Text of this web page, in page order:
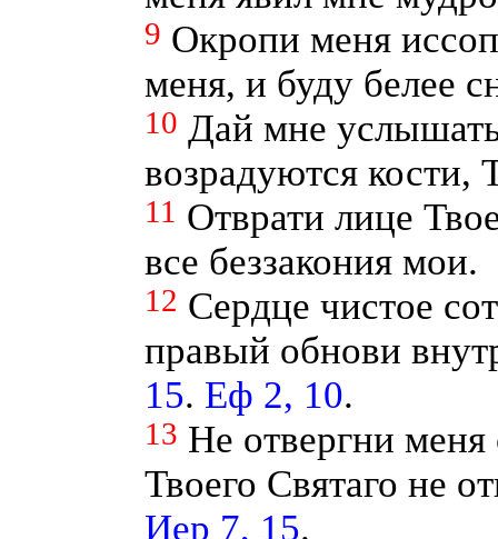
9 Окропи меня
меня, и буду белее
10 Дай мне
возрадуются
11 Отврати лице
все беззакония мои.
12 Сердце чистое
правый обнови
15. Еф 2, 10.
13 Не отвергни
Твоего Святаго не
Иер 7, 15.